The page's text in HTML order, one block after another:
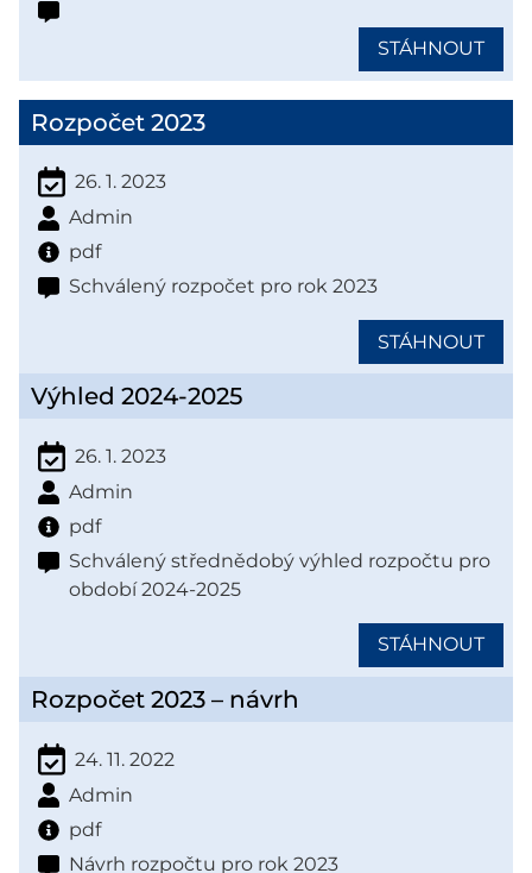
STÁHNOUT
Rozpočet 2023
26. 1. 2023
Admin
pdf
Schválený rozpočet pro rok 2023
STÁHNOUT
Výhled 2024-2025
26. 1. 2023
Admin
pdf
Schválený střednědobý výhled rozpočtu pro
období 2024-2025
STÁHNOUT
Rozpočet 2023 – návrh
24. 11. 2022
Admin
pdf
Návrh rozpočtu pro rok 2023